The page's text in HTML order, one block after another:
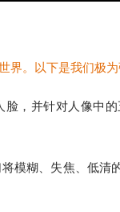
界。以下是我们极为
脸，并针对人像中
模糊、失焦、低